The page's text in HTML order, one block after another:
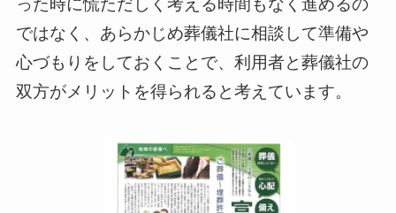
った時に慌ただしく考える時間もなく進めるの
ではなく、あらかじめ葬儀社に相談して準備や
心づもりをしておくことで、利用者と葬儀社の
双方がメリットを得られると考えています。